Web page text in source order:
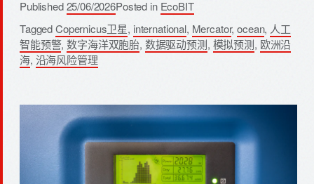
Published25/06/2026Posted in EcoBIT
TaggedCopernicus卫星, international, Mercator,ocean, 人工
智能预警,数字海洋双胞胎, 数据驱动预测, 模拟预测, 欧洲沿
海, 沿海风险管理